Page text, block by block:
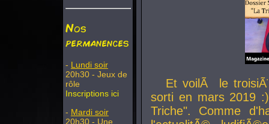
Nos
permanences
- Lundi soir
20h30 - Jeux de
rôle
Inscriptions ici
- Mardi soir
20h30 - Une
Et voilÃ le
sorti en mars 2019
Triche". Comme